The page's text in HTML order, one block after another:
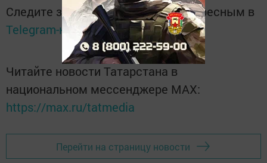
Следите за самым важным и интересным в
Telegram-каналеТатмедиа
Читайте новости Татарстана в
национальном мессенджере MАХ:
https://max.ru/tatmedia
Перейти на страницу новости